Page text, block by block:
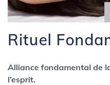
Rituel
Alliance fondamental de
l’esprit.